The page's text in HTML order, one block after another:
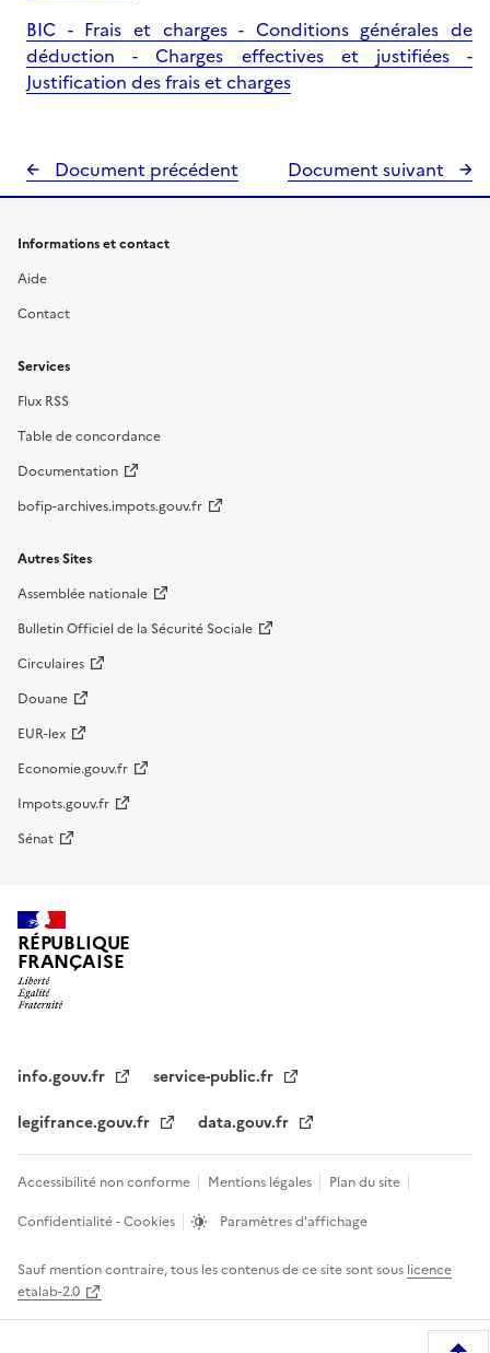
BIC - Frais et charges - Conditions générales de
déduction - Charges effectives et justifiées -
Justification des frais et charges
Document précédent Document suivant
Informations et contact
Aide
Contact
Services
Flux RSS
Table de concordance
Documentation
bofip-archives.impots.gouv.fr
Autres Sites
Assemblée nationale
Bulletin Officiel de la Sécurité Sociale
Circulaires
Douane
EUR-lex
Economie.gouv.fr
Impots.gouv.fr
Sénat
RÉPUBLIQUE
FRANÇAISE
info.gouv.fr
service-public.fr
legifrance.gouv.fr
data.gouv.fr
Accessibilité non conforme Mentions légales
Plan du site
Confidentialité - Cookies
Paramètres d'affichage
Sauf mention contraire, tous les contenus de ce site sont sous licence
etalab-2.0